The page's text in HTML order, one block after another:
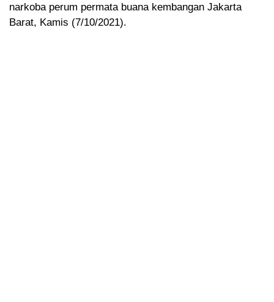
narkoba perum permata buana kembangan Jakarta
Barat, Kamis (7/10/2021).